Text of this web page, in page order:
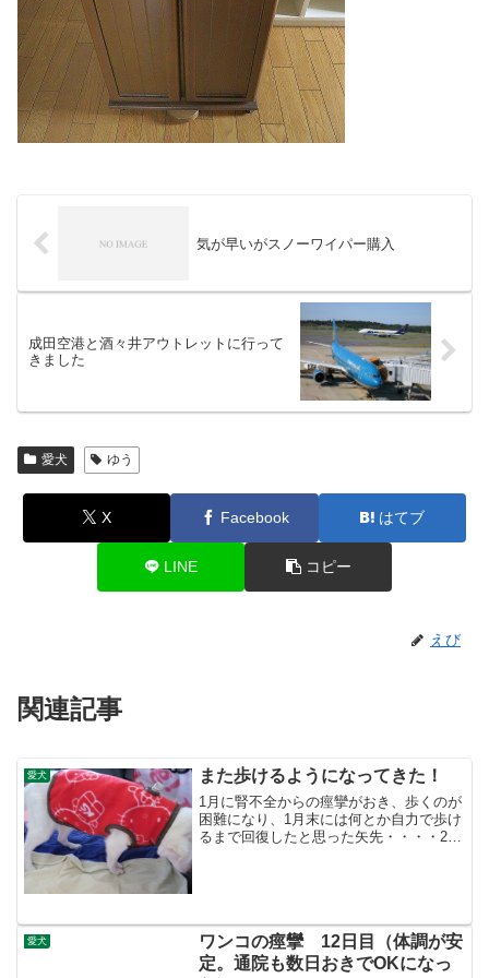
気が早いがスノーワイパー購入
成田空港と酒々井アウトレットに行って
きました
愛犬 ゆう
X Facebook はてブ
LINE コピー
えび
関連記事
愛犬 また歩けるようになってきた！
1月に腎不全からの痙攣がおき、歩くのが
困難になり、1月末には何とか自力で歩け
るまで回復したと思った矢先・・・・2月
愛犬
ワンコの痙攣 12日目（体調が安
定。通院も数日おきでOKになっ